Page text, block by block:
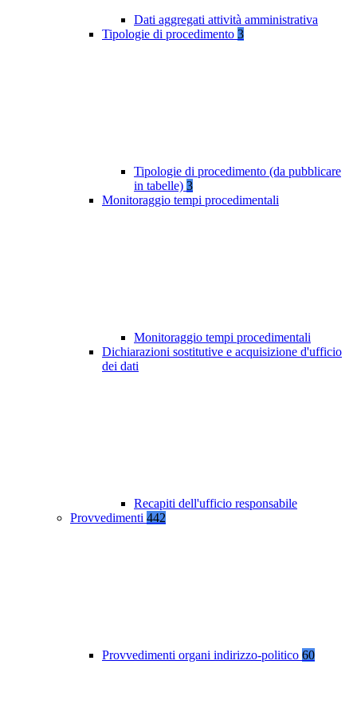
Dati aggregati attività amministrativa
Tipologie di procedimento 3
Tipologie di procedimento (da pubblicare
in tabelle) 3
Monitoraggio tempi procedimentali
Monitoraggio tempi procedimentali
Dichiarazioni sostitutive e acquisizione d'ufficio
dei dati
Recapiti dell'ufficio responsabile
Provvedimenti 442
Provvedimenti organi indirizzo-politico 60